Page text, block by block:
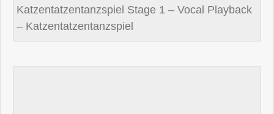
Katzentatzentanzspiel Stage 1 – Vocal Playback
– Katzentatzentanzspiel